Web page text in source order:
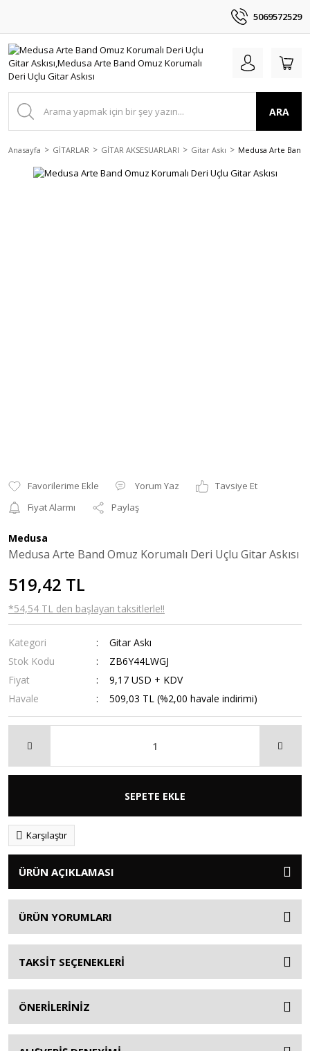
5069572529
ARA
Anasayfa GİTARLAR GİTAR AKSESUARLARI Gitar Askı Medusa Arte Band
Yorum Yaz
Tavsiye Et
Fiyat Alarmı
Paylaş
Medusa
Medusa Arte Band Omuz Korumalı Deri Uçlu Gitar Askısı
519,42 TL
*54,54 TL den başlayan taksitlerle!!
Kategori
Gitar Askı
Stok Kodu
ZB6Y44LWGJ
Fiyat
9,17 USD + KDV
Havale
509,03 TL (%2,00 havale indirimi)
SEPETE EKLE
Karşılaştır
ÜRÜN AÇIKLAMASI
ÜRÜN YORUMLARI
TAKSİT SEÇENEKLERİ
ÖNERİLERİNİZ